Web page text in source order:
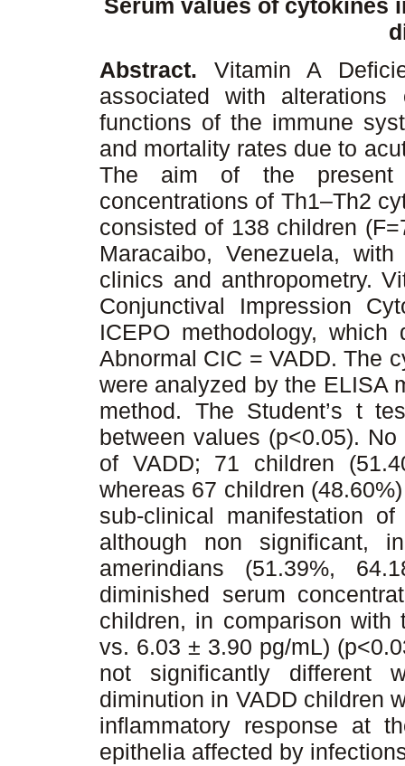
Serum values of cytokines
Abstract. Vitamin A
associated with alterations
functions of the immune
and mortality rates due to
The aim of the present
concentrations of Th1–Th2
consisted of 138 children
Maracaibo, Venezuela,
clinics and anthropometry.
Conjunctival Impression
ICEPO methodology,
Abnormal CIC = VADD. The
were analyzed by the ELISA
method. The Student’s t
between values (p<0.05).
of VADD; 71 children
whereas 67 children
sub-clinical manifestation
although non significant,
amerindians (51.39%,
diminished serum
children, in comparison
vs. 6.03 ± 3.90 pg/mL)
not significantly different
diminution in VADD children
inflammatory response at
epithelia affected by